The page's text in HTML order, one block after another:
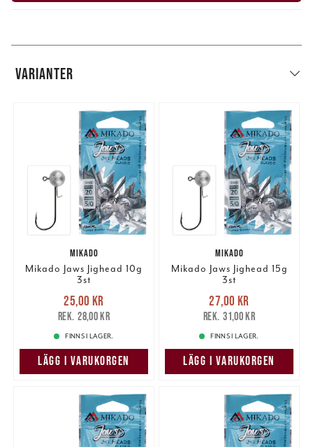
VARIANTER
MIKADO
Mikado Jaws Jighead 10g
3st
Nuvarande pris
25,00 krTidigare pris
28,00 kr
25,00 kr
28,00 kr
FINNS I LAGER.
LÄGG I VARUKORGEN
MIKADO
Mikado Jaws Jighead 15g
3st
Nuvarande pris
27,00 krTidigare pris
31,00 kr
27,00 kr
31,00 kr
FINNS I LAGER.
LÄGG I VARUKORGEN